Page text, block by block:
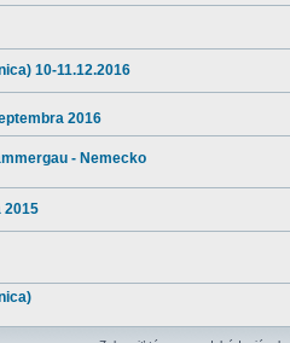
10-11.12.2016
2016
- Nemecko
2015